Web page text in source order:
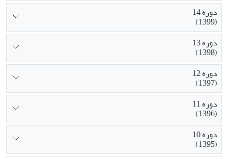
دوره 14
(1399)
دوره 13
(1398)
دوره 12
(1397)
دوره 11
(1396)
دوره 10
(1395)